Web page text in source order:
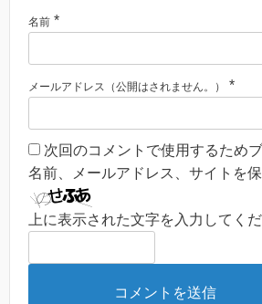
名前 *
メールアドレス（公開はされません。） *
次回のコメントで使用するため
名前、メールアドレス、サイトを保
上に表示された文字を入力してくだ